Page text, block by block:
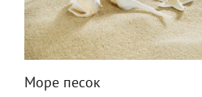
Море песок